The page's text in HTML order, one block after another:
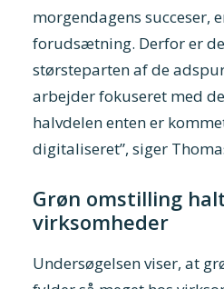
morgendagens succeser,
forudsætning. Derfor er
størsteparten af de
arbejder fokuseret med
halvdelen enten er
digitaliseret”, siger
Grøn omstilling
virksomheder
Undersøgelsen viser, at